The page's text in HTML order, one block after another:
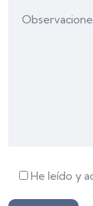
He leído y